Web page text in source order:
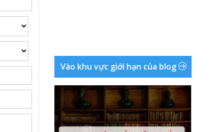
Vào khu vực giới hạn của blog